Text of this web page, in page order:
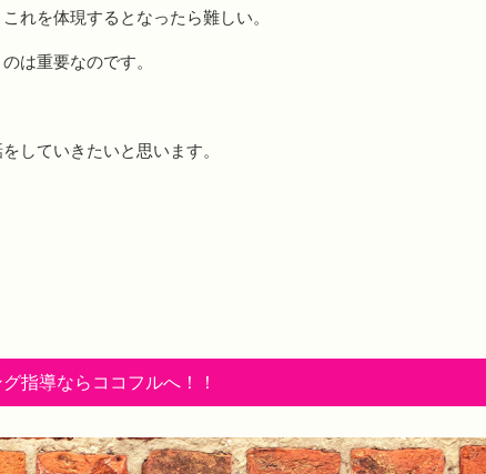
れを体現するとなったら難しい。
は重要なのです。
していきたいと思います。
指導ならココフルへ！！